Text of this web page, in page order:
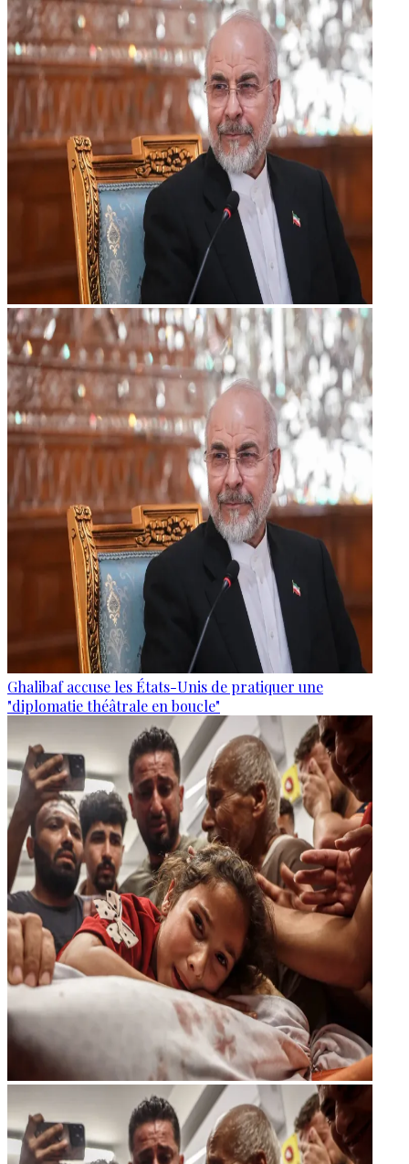
Ghalibaf accuse les États-Unis de pratiquer une
"diplomatie théâtrale en boucle"